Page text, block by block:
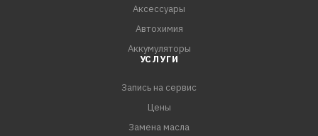
Аксессуары
Автохимия
Аккумуляторы
УСЛУГИ
Запись на сервис
Цены
Замена масла